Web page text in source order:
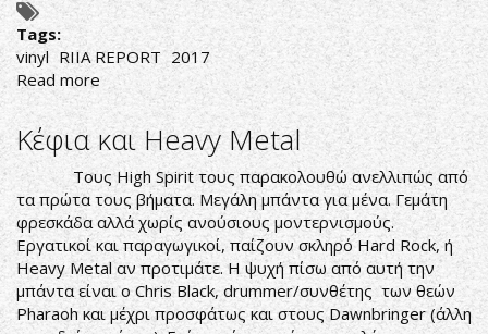
Tags:
vinyl RIIA REPORT 2017
Read more about
ΤΟ
ΒΙΝΥΛΙΟ
ΚΑΤΑΤΡΟΠΩΝΕΙ
ΤΙΣ
ΨΗΦΙΑΚΕΣ
ΠΩΛΗΣΕΙΣ
Κέφια και Heavy Metal
Τους High Spirit τους παρακολουθώ ανελλιπώς από
τα πρώτα τους βήματα. Μεγάλη μπάντα για μένα. Γεμάτη
φρεσκάδα αλλά χωρίς ανούσιους μοντερνισμούς.
Εργατικοί και παραγωγικοί, παίζουν σκληρό Hard Rock, ή
Heavy Metal αν προτιμάτε. Η ψυχή πίσω από αυτή την
μπάντα είναι ο Chris Black, drummer/συνθέτης των θεών
Pharaoh και μέχρι προσφάτως και στους Dawnbringer (άλλη